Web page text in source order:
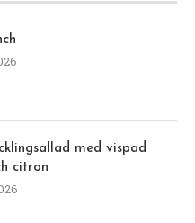
med vispad
citron